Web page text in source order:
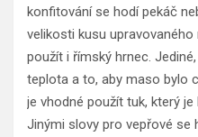
konfitování se hodí pekáč
velikosti kusu
použít i římský hrnec.
teplota a to, aby maso bylo
je vhodné použít tuk, který
Jinými slovy pro vepřové se